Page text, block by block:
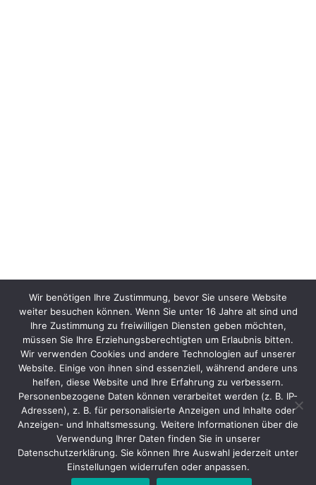
Wir benötigen Ihre Zustimmung, bevor Sie unsere Website
weiter besuchen können. Wenn Sie unter 16 Jahre alt sind und
Ihre Zustimmung zu freiwilligen Diensten geben möchten,
müssen Sie Ihre Erziehungsberechtigten um Erlaubnis bitten.
Wir verwenden Cookies und andere Technologien auf unserer
Website. Einige von ihnen sind essenziell, während andere uns
helfen, diese Website und Ihre Erfahrung zu verbessern.
Personenbezogene Daten können verarbeitet werden (z. B. IP-
Adressen), z. B. für personalisierte Anzeigen und Inhalte oder
Anzeigen- und Inhaltsmessung. Weitere Informationen über die
Verwendung Ihrer Daten finden Sie in unserer
Datenschutzerklärung. Sie können Ihre Auswahl jederzeit unter
Einstellungen widerrufen oder anpassen.